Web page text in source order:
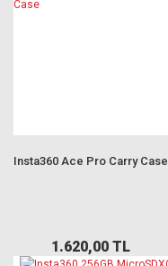
Insta360 Ace Pro Carry Case
1.620,00 TL